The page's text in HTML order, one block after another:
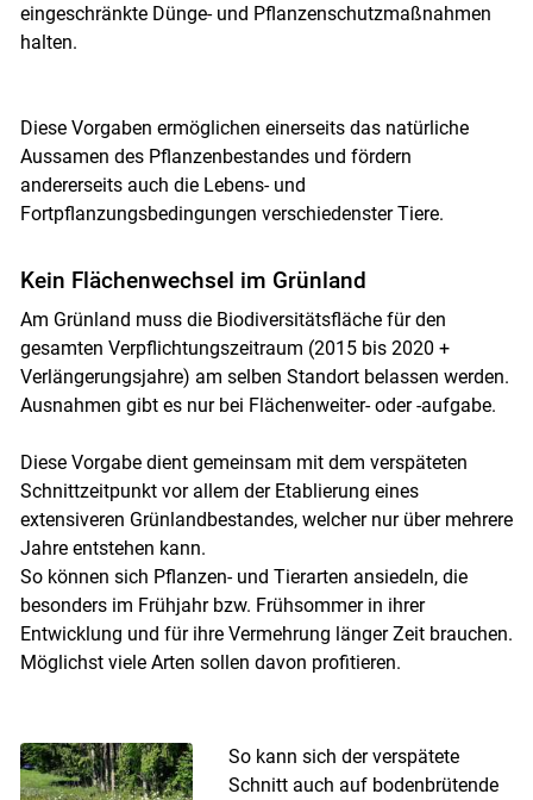
Skip to main content
eingeschränkte Dünge- und Pflanzenschutzmaßnahmen
halten.
Diese Vorgaben ermöglichen einerseits das natürliche
Aussamen des Pflanzenbestandes und fördern
andererseits auch die Lebens- und
Fortpflanzungsbedingungen verschiedenster Tiere.
Kein Flächenwechsel im Grünland
Am Grünland muss die Biodiversitätsfläche für den
gesamten Verpflichtungszeitraum (2015 bis 2020 +
Verlängerungsjahre) am selben Standort belassen werden.
Ausnahmen gibt es nur bei Flächenweiter- oder -aufgabe.
Diese Vorgabe dient gemeinsam mit dem verspäteten
Schnittzeitpunkt vor allem der Etablierung eines
extensiveren Grünlandbestandes, welcher nur über mehrere
Jahre entstehen kann.
So können sich Pflanzen- und Tierarten ansiedeln, die
besonders im Frühjahr bzw. Frühsommer in ihrer
Entwicklung und für ihre Vermehrung länger Zeit brauchen.
Möglichst viele Arten sollen davon profitieren.
So kann sich der verspätete
Schnitt auch auf bodenbrütende